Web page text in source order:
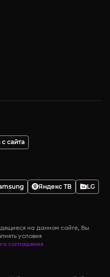
с сайта
Яндекс ТВ
LG
на данном сайте, Вы
условия
соглашения